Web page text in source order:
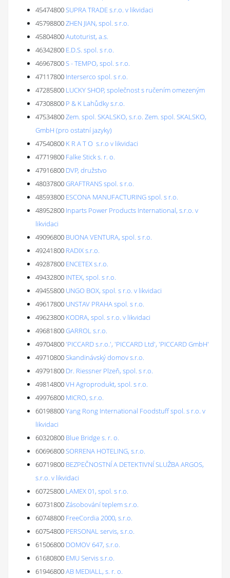
45474800SUPRA TRADE s.r.o. v likvidaci
45798800ZHEN JIAN, spol. s r.o.
45804800Autoturist, a.s.
46342800 E.D.S. spol. s r.o.
46967800S - TEMPO, spol. s r.o.
47117800 Interserco spol. s r.o.
47285800 LUCKY SHOP, společnost s ručením omezeným
47308800 P & K Lahůdky s.r.o.
47534800Zem. spol. SKALSKO, s.r.o. Zem. spol. SKALSKO,
GmbH (pro ostatní jazyky)
47540800 K R A T O s.r.o v likvidaci
47719800 Falke Stick s. r. o.
47916800 DVP, družstvo
48037800GRAFTRANS spol. s r.o.
48593800 ESCONA MANUFACTURING spol. s r.o.
48952800 Inparts Power Products International, s.r.o. v
likvidaci
49096800 BUONA VENTURA, spol. s r.o.
49241800 RADIX s.r.o.
49287800 ENCETEX s.r.o.
49432800 INTEX, spol. s r.o.
49455800 UNGO BOX, spol. s r.o. v likvidaci
49617800 UNSTAV PRAHA spol. s r.o.
49623800 KODRA, spol. s r.o. v likvidaci
49681800GARROL s.r.o.
49704800'PICCARD s.r.o.', 'PICCARD Ltd', 'PICCARD GmbH'
49710800Skandinávský domov s.r.o.
49791800 Dr. Riessner Plzeň, spol. s r.o.
49814800VH Agroprodukt, spol. s r.o.
49976800 MICRO, s.r.o.
60198800Yang Rong International Foodstuff spol. s r.o. v
likvidaci
60320800 Blue Bridge s. r. o.
60696800SORRENA HOTELING, s.r.o.
60719800 BEZPEČNOSTNÍ A DETEKTIVNÍ SLUŽBA ARGOS,
s.r.o. v likvidaci
60725800 LAMEX 01, spol. s r.o.
60731800Zásobování teplem s.r.o.
60748800 FreeCordia 2000, s.r.o.
60754800 PERSONAL servis, s.r.o.
61506800 DOMOV 647, s.r.o.
61680800 EMU Servis s.r.o.
61946800AB MEDIALL, s. r. o.